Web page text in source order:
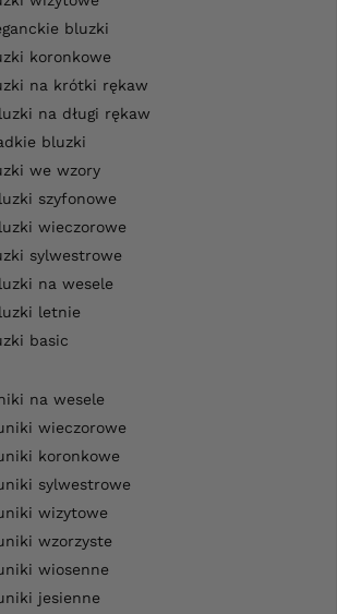
bluzki
koronkowe
na krótki rękaw
na długi rękaw
bluzki
we wzory
szyfonowe
wieczorowe
sylwestrowe
na wesele
letnie
basic
na wesele
wieczorowe
koronkowe
sylwestrowe
wizytowe
wzorzyste
wiosenne
jesienne